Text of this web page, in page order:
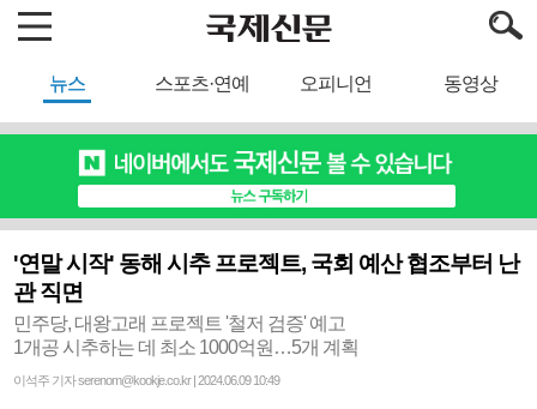
뉴스 스포츠·연예 오피니언 동영상
'연말 시작' 동해 시추 프로젝트, 국회 예산 협조부터 난
관 직면
민주당, 대왕고래 프로젝트 '철저 검증' 예고
1개공 시추하는 데 최소 1000억원…5개 계획
이석주 기자 serenom@kookje.co.kr | 2024.06.09 10:49